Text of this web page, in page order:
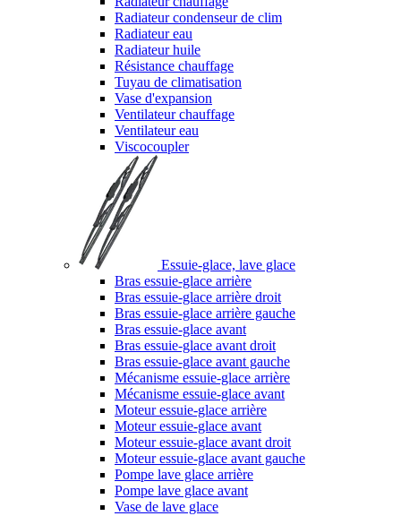
Radiateur condenseur de clim
Radiateur eau
Radiateur huile
Résistance chauffage
Tuyau de climatisation
Vase d'expansion
Ventilateur chauffage
Ventilateur eau
Viscocoupler
Essuie-glace, lave glace
Bras essuie-glace arrière
Bras essuie-glace arrière droit
Bras essuie-glace arrière gauche
Bras essuie-glace avant
Bras essuie-glace avant droit
Bras essuie-glace avant gauche
Mécanisme essuie-glace arrière
Mécanisme essuie-glace avant
Moteur essuie-glace arrière
Moteur essuie-glace avant
Moteur essuie-glace avant droit
Moteur essuie-glace avant gauche
Pompe lave glace arrière
Pompe lave glace avant
Vase de lave glace